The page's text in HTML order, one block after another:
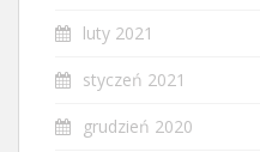
luty 2021
styczeń 2021
grudzień 2020